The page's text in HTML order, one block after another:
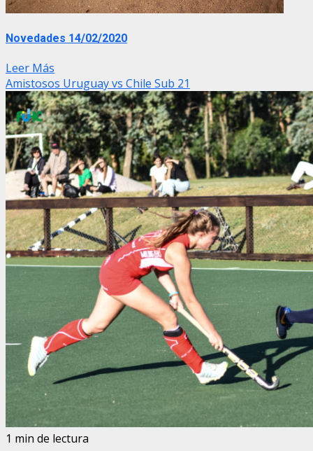
Novedades 14/02/2020
Leer Más
Amistosos Uruguay vs Chile Sub 21
1 min de lectura